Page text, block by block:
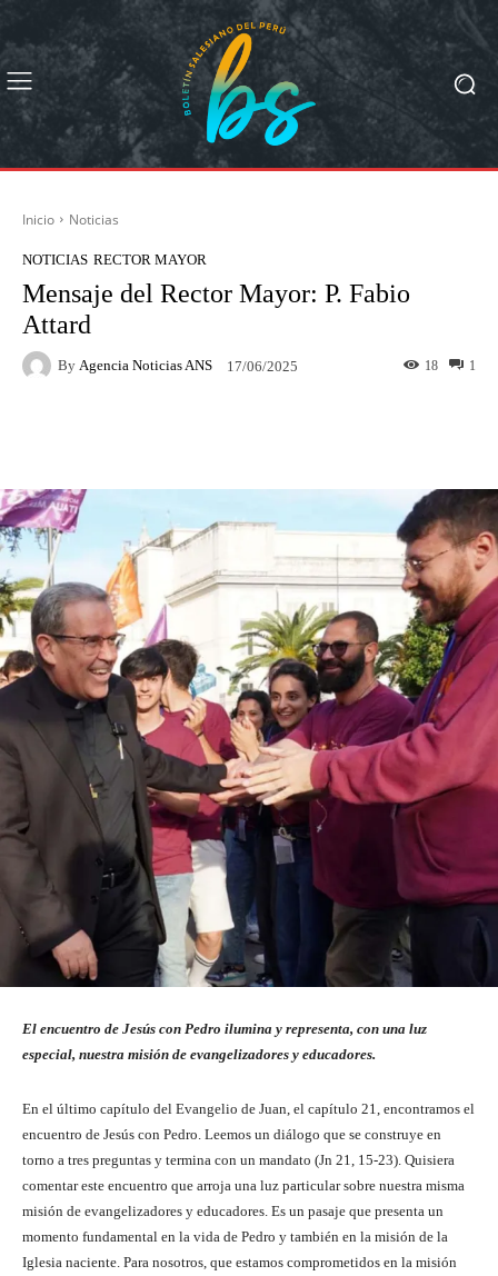
Inicio Noticias
NOTICIAS RECTOR MAYOR
Mensaje del Rector Mayor: P. Fabio
Attard
By Agencia Noticias ANS 17/06/2025 1
18
El encuentro de Jesús con Pedro ilumina y representa, con una luz
especial, nuestra misión de evangelizadores y educadores.
En el último capítulo del Evangelio de Juan, el capítulo 21, encontramos el
encuentro de Jesús con Pedro. Leemos un diálogo que se construye en
torno a tres preguntas y termina con un mandato (Jn 21, 15-23). Quisiera
comentar este encuentro que arroja una luz particular sobre nuestra misma
misión de evangelizadores y educadores. Es un pasaje que presenta un
momento fundamental en la vida de Pedro y también en la misión de la
Iglesia naciente. Para nosotros, que estamos comprometidos en la misión